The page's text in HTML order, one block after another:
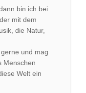
bin ich bei
mit dem
die Natur,
und mag
Menschen
Welt ein